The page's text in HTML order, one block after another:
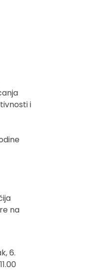
i
na
6.